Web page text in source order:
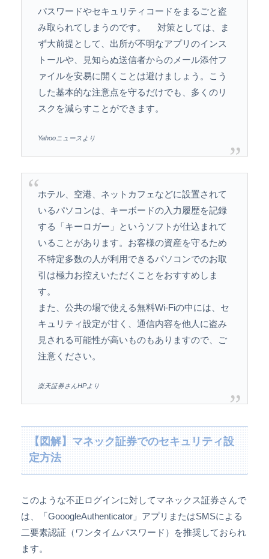
パスワードやセキュリティコードをまるごと盗
み取られてしまうのです。 対策としては、ま
ず大前提として、出所が不明なアプリのインス
トールや、見知らぬ送信者からのメール添付フ
ァイルを安易に開くことは避けましょう。こう
した基本的な注意点を守るだけでも、多くのリ
スクを減らすことができます。
Yahooニュースより
ホテル、空港、ネットカフェなどに設置されて
いるパソコンは、キーボードの入力履歴を記録
する「キーロガー」というソフトが仕込まれて
いることがあります。お客様の資産を守るため
不特定多数の人が利用できるパソコンでのお取
引は極力お控えいただくことをおすすめしま
す。
また、公共の場で使える無料Wi-Fiの中には、セ
キュリティ設定が甘く、通信内容を他人に盗み
見される可能性が高いものもありますので、ご
注意ください。
楽天証券さんHPより
【図解】マネック証券でのセキュリティ設
定方法
このような不正ログインに対してマネックス証券さんで
は、「GooogleAuthenticator」アプリまたはSMSによる
二要素認証（ワンタイムパスワード）を推奨しておられ
ます。